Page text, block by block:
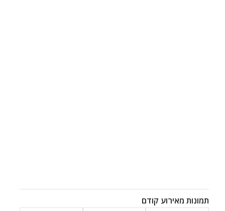
תמונות מאירוע קודם